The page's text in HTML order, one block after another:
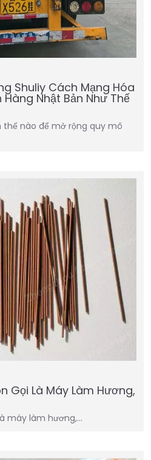
Shuliy Cách Mạng Hóa
Nhật Bản Như Thế
thế nào để mở rộng quy mô
Gọi Là Máy Làm Hương,
máy làm hương,…